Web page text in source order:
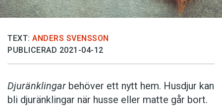
TEXT: ANDERS SVENSSON
PUBLICERAD 2021-04-12
Djuränklingar behöver ett nytt hem. Husdjur kan
bli djuränklingar när husse eller matte går bort.